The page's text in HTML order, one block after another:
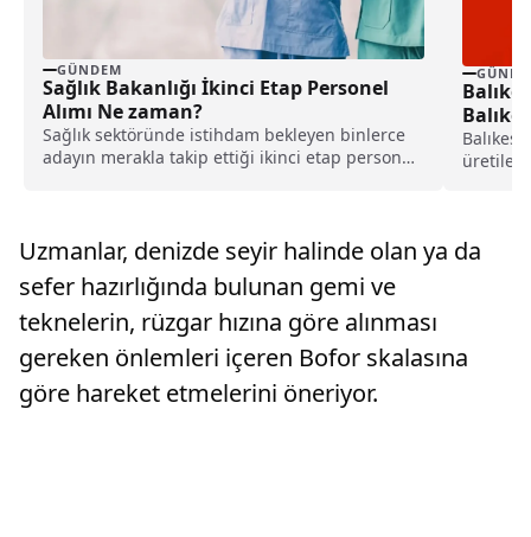
GÜNDEM
Sağlık Bakanlığı İkinci Etap Personel
Alımı Ne zaman?
Sağlık sektöründe istihdam bekleyen binlerce
adayın merakla takip ettiği ikinci etap personel
üretilen
Uzmanlar, denizde seyir halinde olan ya da
sefer hazırlığında bulunan gemi ve
teknelerin, rüzgar hızına göre alınması
gereken önlemleri içeren Bofor skalasına
göre hareket etmelerini öneriyor.